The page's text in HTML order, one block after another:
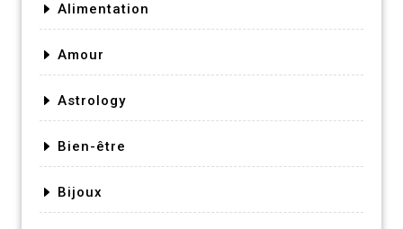
Alimentation
Amour
Astrology
Bien-être
Bijoux